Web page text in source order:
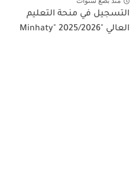
التسجيل في منحة التعليم
العالي "Minhaty" 2025/2026